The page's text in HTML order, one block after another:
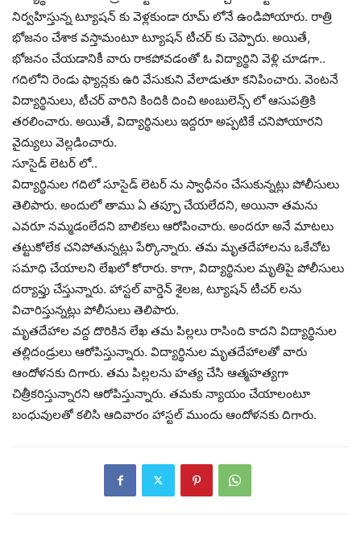
నిర్వహిస్తున్న ట్యూషన్ కు వెళ్లకుండా రూమ్ లోనే ఉండిపోయారు. రాత్రి
భోజనం చేశాక వస్తామంటూ ట్యూషన్ టీచర్ కు చెప్పారు. అయితే,
భోజనం చేయడానికీ వారు రాకపోవడంతో ఓ విద్యార్థిని వెళ్లి చూడగా..
గదిలోని రెండు ఫ్యాన్లకు ఉరి వేసుకుని వేలాడుతూ కనిపించారు. వెంటనే
విద్యార్థినులు, టీచర్ వారిని కిందికి దించి అంబులెన్స్ లో ఆసుపత్రికి
తరలించారు. అయితే, విద్యార్థినులు ఇద్దరూ అప్పటికే చనిపోయారని
వైద్యులు వెల్లడించారు.
సూసైడ్ లెటర్ లో..
విద్యార్థినుల గదిలో సూసైడ్ లెటర్ ను స్వాధీనం చేసుకున్నట్లు పోలీసులు
తెలిపారు. అందులో తాము ఏ తప్పూ చేయలేదని, అయినా తమను
ఎవరూ నమ్మడంలేదని బాలికలు ఆరోపించారు. అందరూ అనే మాటలు
తట్టుకోలేక చనిపోతున్నట్లు పేర్కొన్నారు. తమ మృతదేహాలను ఒకేచోట
సమాధి చేయాలని లేఖలో కోరారు. కాగా, విద్యార్థినుల మృతిపై పోలీసులు
దర్యాఫ్తు చేస్తున్నారు. హాస్టల్ వార్డెన్ శైలజ, ట్యూషన్ టీచర్ లను
విచారిస్తున్నట్లు పోలీసులు తెలిపారు.
మృతదేహాల వద్ద దొరికిన లేఖ తమ పిల్లలు రాసింది కాదని విద్యార్థినుల
తల్లిదండ్రులు ఆరోపిస్తున్నారు. విద్యార్థినుల మృతదేహాలతో వారు
ఆందోళనకు దిగారు. తమ పిల్లలను హత్య చేసి ఆత్మహత్యగా
చిత్రీకరిస్తున్నారని ఆరోపిస్తున్నారు. తమకు న్యాయం చేయాలంటూ
బంధువులతో కలిసి ఆదివారం హాస్టల్ ముందు ఆందోళనకు దిగారు.